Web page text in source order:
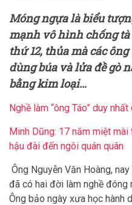
Móng ngựa là biểu
mạnh vô hình chống
thứ 12, thủa mà các
dùng búa và lửa đề gò
bằng kim loại…
Nghề làm “ông Táo” duy
Minh Dũng: 17 năm miệt
hậu đài đến ngôi quán quân
Ông Nguyễn Văn Hoàng,
đã có hai đời làm nghề đóng
Ông bảo ngày xưa học hành